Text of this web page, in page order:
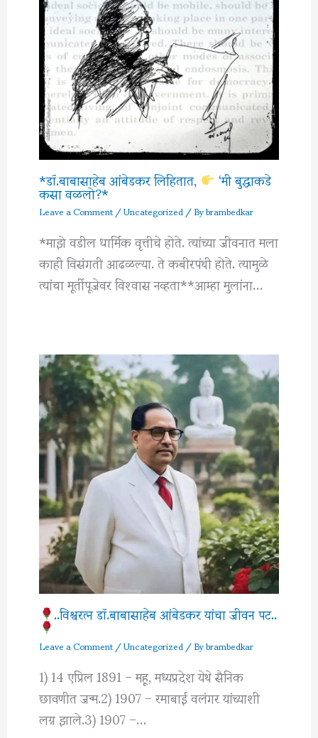
*डॉ.बाबासाहेब आंबेडकर लिहितात, ‘मी बुद्धाकडे
कसा वळलो?*
Leave a Comment/Uncategorized/ Bybrambedkar
*माझे वडील धार्मिक वृत्तीचे होते. त्यांच्या जीवनात मला
काही विसंगती आढळल्या. ते कबीरपंथी होते. त्यामुळे
त्यांचा मूर्तीपूजेवर विश्‍वास नव्हता**आम्हा मुलांना…
..विश्वरत्‍न डॉ.बाबासाहेब आंबेडकर यांचा जीवन पट..
Leave a Comment/Uncategorized/ Bybrambedkar
1) 14 एप्रिल 1891 – महू, मध्यप्रदेश येथे सैनिक
छावणीत जन्म.2) 1907 – रमाबाई वलंगर यांच्याशी
लग्न झाले.3) 1907 –…